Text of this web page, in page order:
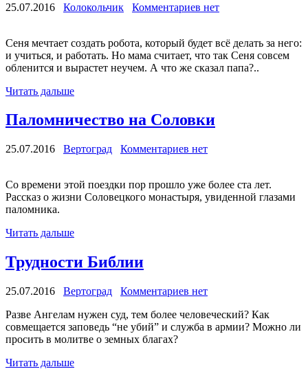
25.07.2016 Колокольчик Комментариев нет
Сеня мечтает создать робота, который будет всё делать за него:
и учиться, и работать. Но мама считает, что так Сеня совсем
обленится и вырастет неучем. А что же сказал папа?..
Читать дальше
Паломничество на Соловки
25.07.2016 Вертоград Комментариев нет
Со времени этой поездки пор прошло уже более ста лет.
Рассказ о жизни Соловецкого монастыря, увиденной глазами
паломника.
Читать дальше
Трудности Библии
25.07.2016 Вертоград
Комментариев нет
Разве Ангелам нужен суд, тем более человеческий? Как
совмещается заповедь “не убий” и служба в армии? Можно ли
просить в молитве о земных благах?
Читать дальше